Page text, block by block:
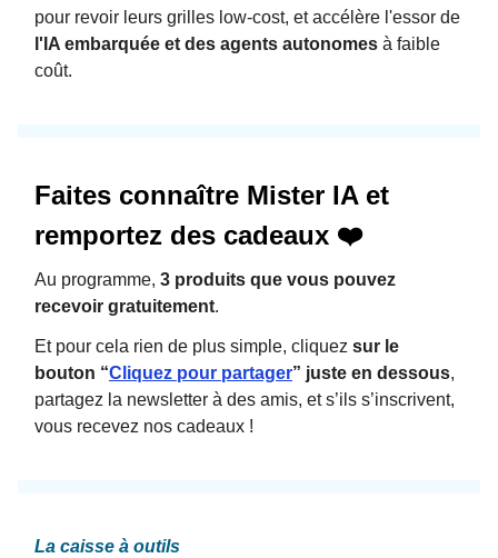
pour revoir leurs grilles low-cost, et accélère l'essor de
l'IA embarquée et des agents autonomes à faible
coût.
Faites connaître Mister IA et
remportez des cadeaux ❤️
Au programme, 3 produits que vous pouvez
recevoir gratuitement.
Et pour cela rien de plus simple, cliquez sur le
bouton “Cliquez pour partager” juste en dessous,
partagez la newsletter à des amis, et s’ils s’inscrivent,
vous recevez nos cadeaux !
La caisse à outils